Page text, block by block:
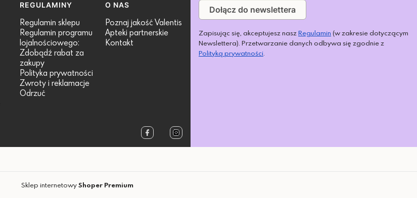
REGULAMINY
Regulamin sklepu
Regulamin programu
lojalnościowego:
Zdobądź rabat za
zakupy
Polityka prywatności
Zwroty i reklamacje
Odrzuć
O NAS
Poznaj jakość Valentis
Apteki partnerskie
Kontakt
Dołącz do newslettera
Zapisując się, akceptujesz naszRegulamin (w zakresie dotyczącym
Newslettera). Przetwarzanie danych odbywa się zgodnie z
Polityką prywatności.
Sklep internetowyShoper Premium